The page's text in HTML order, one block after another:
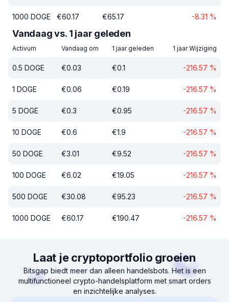
1000 DOGE €60.17 €65.17 -8.31 %
Vandaag vs. 1 jaar geleden
Activum Vandaag om 1 jaar geleden 1 jaar Wijziging
0.5 DOGE €0.03 €0.1 -216.57 %
1 DOGE €0.06 €0.19 -216.57 %
5 DOGE €0.3 €0.95 -216.57 %
10 DOGE €0.6 €1.9 -216.57 %
50 DOGE €3.01 €9.52 -216.57 %
100 DOGE €6.02 €19.05 -216.57 %
500 DOGE €30.08 €95.23 -216.57 %
1000 DOGE €60.17 €190.47 -216.57 %
Laat je cryptoportfolio groeien
Bitsgap biedt meer dan alleen handelsbots. Het is een
multifunctioneel crypto-handelsplatform met smart orders
en inzichtelijke analyses.